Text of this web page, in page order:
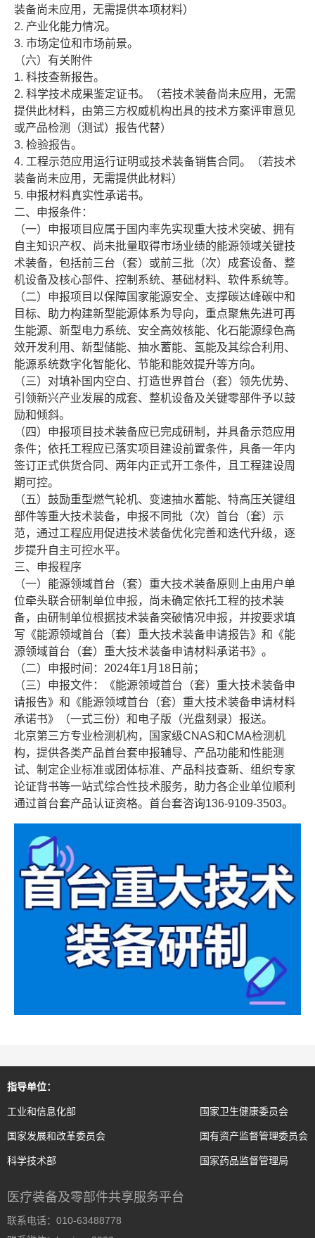
装备尚未应用，无需提供本项材料）
2. 产业化能力情况。
3. 市场定位和市场前景。
（六）有关附件
1. 科技查新报告。
2. 科学技术成果鉴定证书。（若技术装备尚未应用，无需
提供此材料，由第三方权威机构出具的技术方案评审意见
或产品检测（测试）报告代替）
3. 检验报告。
4. 工程示范应用运行证明或技术装备销售合同。（若技术
装备尚未应用，无需提供此材料）
5. 申报材料真实性承诺书。
二、申报条件：
（一）申报项目应属于国内率先实现重大技术突破、拥有
自主知识产权、尚未批量取得市场业绩的能源领域关键技
术装备，包括前三台（套）或前三批（次）成套设备、整
机设备及核心部件、控制系统、基础材料、软件系统等。
（二）申报项目以保障国家能源安全、支撑碳达峰碳中和
目标、助力构建新型能源体系为导向，重点聚焦先进可再
生能源、新型电力系统、安全高效核能、化石能源绿色高
效开发利用、新型储能、抽水蓄能、氢能及其综合利用、
能源系统数字化智能化、节能和能效提升等方向。
（三）对填补国内空白、打造世界首台（套）领先优势、
引领新兴产业发展的成套、整机设备及关键零部件予以鼓
励和倾斜。
（四）申报项目技术装备应已完成研制，并具备示范应用
条件；依托工程应已落实项目建设前置条件，具备一年内
签订正式供货合同、两年内正式开工条件，且工程建设周
期可控。
（五）鼓励重型燃气轮机、变速抽水蓄能、特高压关键组
部件等重大技术装备，申报不同批（次）首台（套）示
范，通过工程应用促进技术装备优化完善和迭代升级，逐
步提升自主可控水平。
三、申报程序
（一）能源领域首台（套）重大技术装备原则上由用户单
位牵头联合研制单位申报，尚未确定依托工程的技术装
备，由研制单位根据技术装备突破情况申报，并按要求填
写《能源领域首台（套）重大技术装备申请报告》和《能
源领域首台（套）重大技术装备申请材料承诺书》。
（二）申报时间：2024年1月18日前；
（三）申报文件：《能源领域首台（套）重大技术装备申
请报告》和《能源领域首台（套）重大技术装备申请材料
承诺书》（一式三份）和电子版（光盘刻录）报送。
北京第三方专业检测机构，国家级CNAS和CMA检测机
构，提供各类产品首台套申报辅导、产品功能和性能测
试、制定企业标准或团体标准、产品科技查新、组织专家
论证背书等一站式综合性技术服务，助力各企业单位顺利
通过首台套产品认证资格。首台套咨询136-9109-3503。
指导单位：
工业和信息化部
国家发展和改革委员会
科学技术部
国家卫生健康委员会
国有资产监督管理委员会
国家药品监督管理局
医疗装备及零部件共享服务平台
联系电话：010-63488778